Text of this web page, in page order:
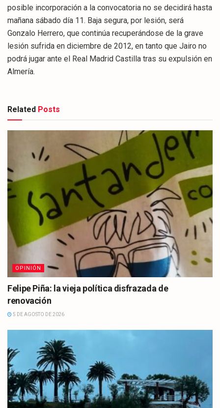
posible incorporación a la convocatoria no se decidirá hasta
mañana sábado día 11. Baja segura, por lesión, será
Gonzalo Herrero, que continúa recuperándose de la grave
lesión sufrida en diciembre de 2012, en tanto que Jairo no
podrá jugar ante el Real Madrid Castilla tras su expulsión en
Almería.
Related Posts
OPINIÓN
Felipe Piña: la vieja política disfrazada de
renovación
5 DE AGOSTO DE 2026